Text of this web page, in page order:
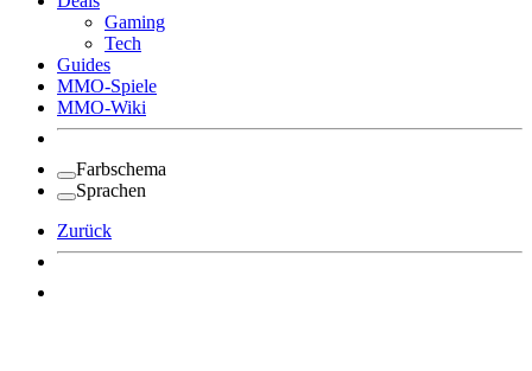
Gaming
Tech
Guides
MMO-Spiele
MMO-Wiki
Farbschema
Sprachen
Zurück